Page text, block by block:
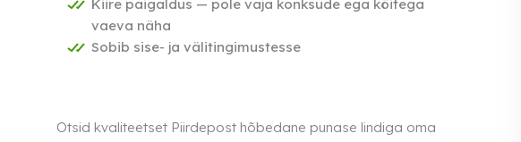
Kiire paigaldus — pole vaja konksude ega köitega
vaeva näha
Sobib sise- ja välitingimustesse
Otsid kvaliteetset Piirdepost hõbedane punase lindiga oma